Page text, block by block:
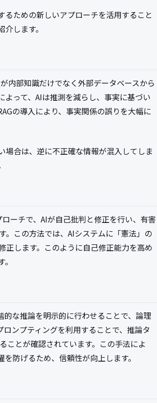
ための新しいアプローチを活用すること
します。
内部知識だけでなく外部データベースから
って、AIは推測を減らし、事実に基づい
の導入により、事実関係の誤りを大幅に
場合は、逆に不正確な情報が混入してしま
ーチで、AIが自己批判と修正を行い、有害
。この方法では、AIシステムに「憲法」の
正します。このように自己修正能力を高め
な推論を明示的に行わせることで、論理
ンプティングを利用することで、推論タ
ことが確認されています。この手法によ
防げるため、信頼性が向上します。